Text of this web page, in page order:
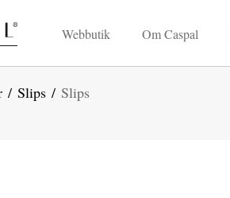
Webbutik Om Caspal
/ Slips / Slips